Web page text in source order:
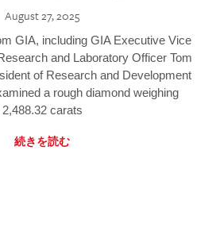
August 27, 2025
GIA, including GIA Executive Vice
and Laboratory Officer Tom
of Research and Development
a rough diamond weighing
2,488.32 carats
続きを読む